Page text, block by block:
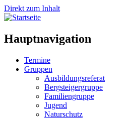
Direkt zum Inhalt
Hauptnavigation
Termine
Gruppen
Ausbildungsreferat
Bergsteigergruppe
Familiengruppe
Jugend
Naturschutz